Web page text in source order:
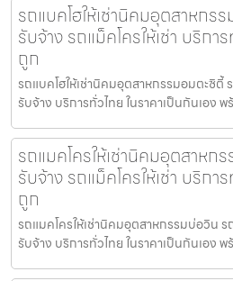
รถแบคโฮให้เช่านิคมอุตสาหกร
รับจ้าง รถแม็คโครให้เช่า บริก
ถูก
รถแบคโฮให้เช่านิคมอุตสาหกรรมอมตะซิตี้
รับจ้าง บริการทั่วไทย ในราคาเป็นกันเอง
รถแมคโครให้เช่านิคมอุตสาหก
รับจ้าง รถแม็คโครให้เช่า บริก
ถูก
รถแมคโครให้เช่านิคมอุตสาหกรรมบ่อวิน ร
รับจ้าง บริการทั่วไทย ในราคาเป็นกันเอง